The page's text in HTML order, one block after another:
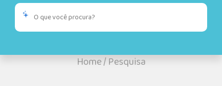
Home/Pesquisa